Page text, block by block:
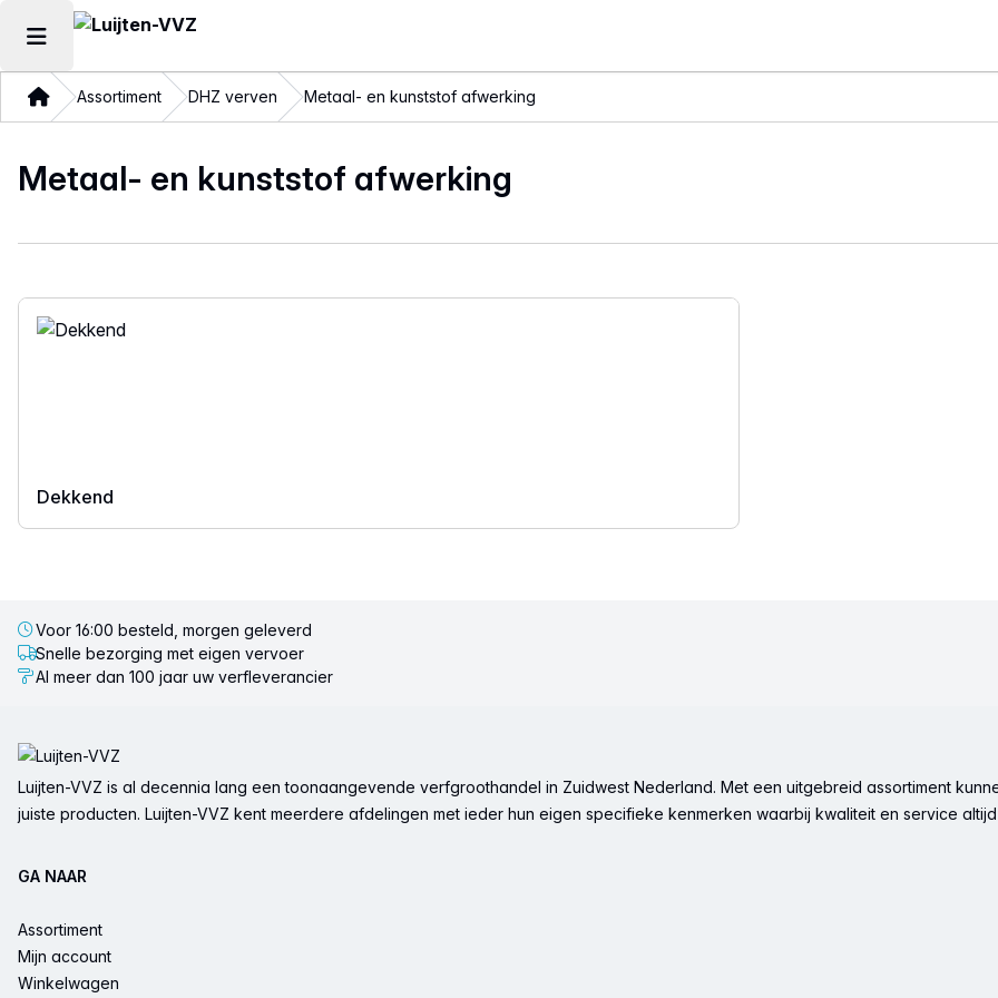
Hoofdmenu openen
ThuisAssortiment DHZ verven Metaal- en kunststof afwerking
Metaal- en kunststof afwerking
Dekkend
Voor 16:00 besteld, morgen geleverd
Snelle bezorging met eigen vervoer
Al meer dan 100 jaar uw verfleverancier
Luijten-VVZ is al decennia lang een toonaangevende verfgroothandel in Zuidwest Nederland. Met een uitgebreid assortiment
juiste producten. Luijten-VVZ kent meerdere afdelingen met ieder hun eigen specifieke kenmerken waarbij kwaliteit en service
GA NAAR
Assortiment
Mijn account
Winkelwagen